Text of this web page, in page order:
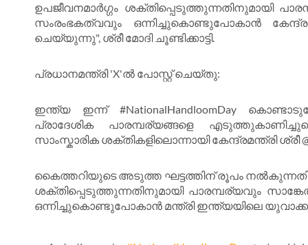
ഉപജീവനമാർഗ്ഗം ശക്തിപ്പെടുത്തുന്നതിനുമായി
സംരംഭകത്വവും ഒന്നിച്ചുകൊണ്ടുപോകാൻ
ചെയ്യുന്നു", ശ്രീ മോദി ചൂണ്ടിക്കാട്ടി.
പ്രധാനമന്ത്രി 'X'ൽ പോസ്റ്റ് ചെയ്തു:
ഇന്ത്യ ഇന്ന് #NationalHandloomDay
പ്രാദേശിക പാരമ്പര്യങ്ങളെ
സാംസ്കാരിക ശക്തികളിലൊന്നായി കേന്ദ്രമന്ത്രി ശ്രീ
കൈത്തറിയുടെ അടുത്ത ഘട്ടത്തിന് രൂപം
ശക്തിപ്പെടുത്തുന്നതിനുമായി പാരമ്പര്യവും
ഒന്നിച്ചുകൊണ്ടുപോകാൻ മന്ത്രി ഇന്ത്യയിലെ